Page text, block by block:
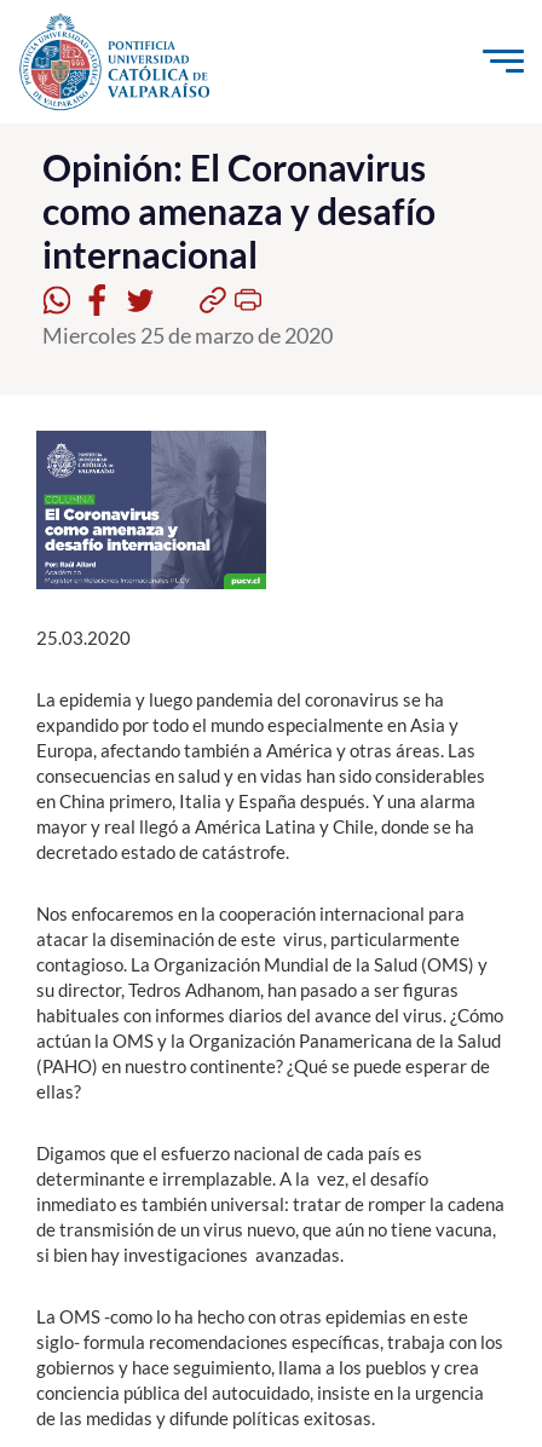
Click acá para ir directamente al contenido
La Universidad
Investigación, Creación e Innovación
PUCV Internacional
Vinculación con el Medio
Pregrado
Postgrado
Formación Continua
Funcionarios
Alumni
English
Opinión: El Coronavirus
como amenaza y desafío
internacional
Miercoles 25 de marzo de 2020
25.03.2020
La epidemia y luego pandemia del coronavirus se ha
expandido por todo el mundo especialmente en Asia y
Europa, afectando también a América y otras áreas. Las
consecuencias en salud y en vidas han sido considerables
en China primero, Italia y España después. Y una alarma
mayor y real llegó a América Latina y Chile, donde se ha
decretado estado de catástrofe.
Nos enfocaremos en la cooperación internacional para
atacar la diseminación de este virus, particularmente
contagioso. La Organización Mundial de la Salud (OMS) y
su director, Tedros Adhanom, han pasado a ser figuras
habituales con informes diarios del avance del virus. ¿Cómo
actúan la OMS y la Organización Panamericana de la Salud
(PAHO) en nuestro continente? ¿Qué se puede esperar de
ellas?
Digamos que el esfuerzo nacional de cada país es
determinante e irremplazable. A la vez, el desafío
inmediato es también universal: tratar de romper la cadena
de transmisión de un virus nuevo, que aún no tiene vacuna,
si bien hay investigaciones avanzadas.
La OMS -como lo ha hecho con otras epidemias en este
siglo- formula recomendaciones específicas, trabaja con los
gobiernos y hace seguimiento, llama a los pueblos y crea
conciencia pública del autocuidado, insiste en la urgencia
de las medidas y difunde políticas exitosas.